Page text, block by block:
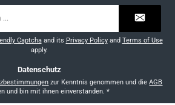
Captchaand its Privacy Policyand Terms of Use
apply.
Datenschutz
zur Kenntnis genommen und dieAGB
und bin mit ihnen einverstanden. *